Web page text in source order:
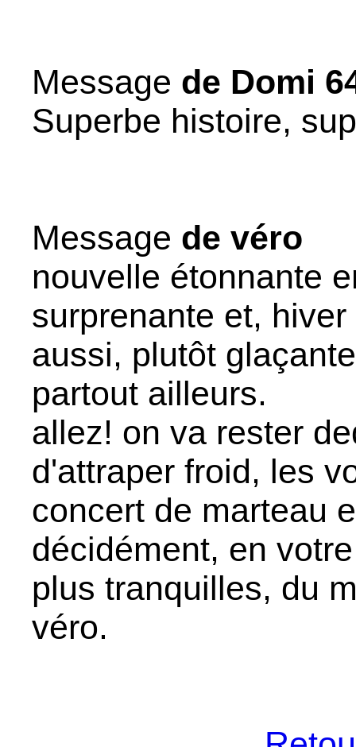
Message de Domi
Superbe histoire,
Message de véro
nouvelle étonnante
surprenante et,
aussi, plutôt
partout ailleurs.
allez! on va rester
d'attraper froid, les
concert de marteau
décidément, en
plus tranquilles, du
véro.